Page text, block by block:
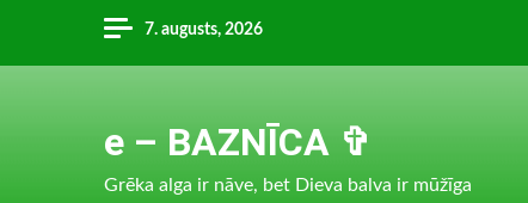
content
7. augusts, 2026
e – BAZNĪCA ✞
Grēka alga ir nāve, bet Dieva balva ir mūžīga